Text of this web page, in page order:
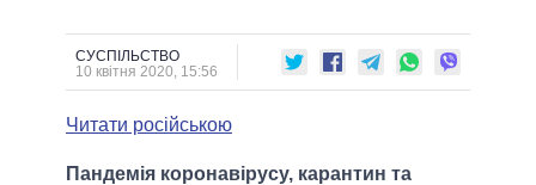
ГОЛОВИ ОБЛАДМІНІСТРАЦІЙ
МЕРИ МІСТ
ВСІ ПЕРСОНИ
ПОРІВНЯННЯ ПОЛІТИКІВ
СУСПІЛЬСТВО
10 квітня 2020, 15:56
Читати російською
Пандемія коронавірусу, карантин та